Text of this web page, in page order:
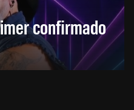
confirmado